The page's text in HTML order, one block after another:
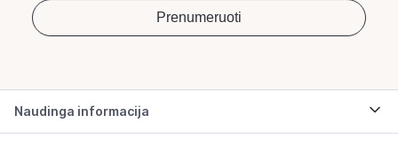
Naudinga informacija